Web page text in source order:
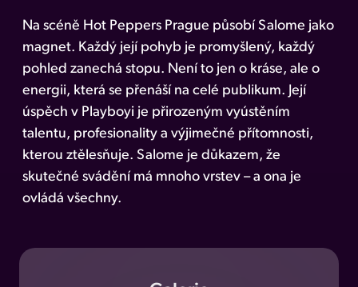
Na scéně Hot Peppers Prague působí Salome jako
magnet. Každý její pohyb je promyšlený, každý
pohled zanechá stopu. Není to jen o kráse, ale o
energii, která se přenáší na celé publikum. Její
úspěch v Playboyi je přirozeným vyústěním
talentu, profesionality a výjimečné přítomnosti,
kterou ztělesňuje. Salome je důkazem, že
skutečné svádění má mnoho vrstev – a ona je
ovládá všechny.